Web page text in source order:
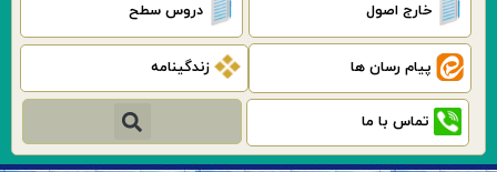
خارج اصول دروس سطح
پیام رسان ها زندگینامه
تماس با ما جستجو